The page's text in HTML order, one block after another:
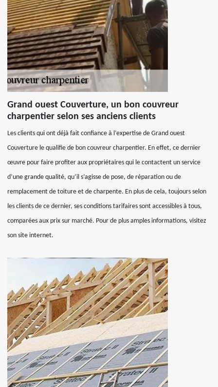
Grand ouest Couverture, un bon couvreur
charpentier selon ses anciens clients
Les clients qui ont déjà fait confiance à l’expertise de Grand ouest
Couverture le qualifie de bon couvreur charpentier. En effet, ce dernier
œuvre pour faire profiter aux propriétaires qui le contactent un service
d’une grande qualité, qu’il s’agisse de pose, de réparation ou de
remplacement de toiture et de charpente. En plus de cela, toujours selon
les clients de ce dernier, ses conditions tarifaires sont accessibles à tous,
comparées aux prix sur marché. Pour de plus amples informations, visitez
son site internet.